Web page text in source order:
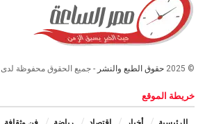
© 2025 حقوق الطبع والنشر - جميع الحقوق محفوظة لدى
خريطة الموقع